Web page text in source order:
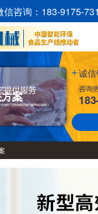
信咨询：183-9175-
案
诚
咨询